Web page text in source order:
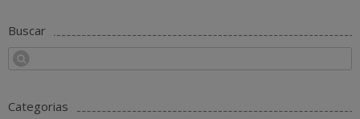
Buscar
Categorias